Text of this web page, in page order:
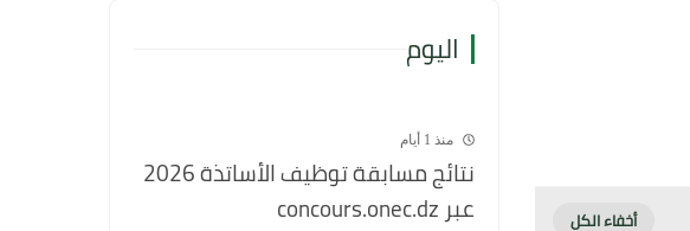
اليوم
منذ 1 أيام
نتائج مسابقة توظيف الأساتذة 2026
عبر concours.onec.dz